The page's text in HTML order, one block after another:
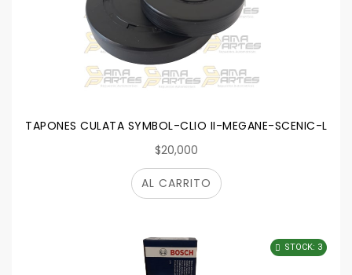
TAPONES CULATA SYMBOL-CLIO II-MEGANE-SCENIC-
$20,000
AL CARRITO
STOCK: 3